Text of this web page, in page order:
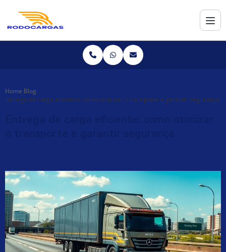
Home Blog
Entrega de carga eficiente: como otimizar o transporte e garantir segurança